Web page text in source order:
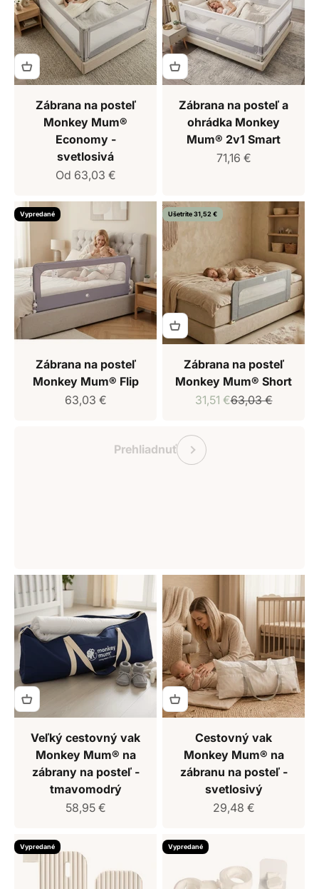
Zábrana na posteľ
Monkey Mum®
Economy -
svetlosivá
Predajná cena
Od 63,03 €
Zábrana na posteľ a
ohrádka Monkey
Mum® 2v1 Smart
Predajná cena
71,16 €
Vypredané
Zábrana na posteľ
Monkey Mum® Flip
Predajná cena
63,03 €
Ušetrite 31,52 €
Zábrana na posteľ
Monkey Mum® Short
Predajná cena
31,51 €Bežná cena
63,03 €
PrehliadnuťPredchádzajúce
Veľký cestovný vak
Monkey Mum® na
zábrany na posteľ -
tmavomodrý
Predajná cena
58,95 €
Cestovný vak
Monkey Mum® na
zábranu na posteľ -
svetlosivý
Predajná cena
29,48 €
Vypredané Vypredané